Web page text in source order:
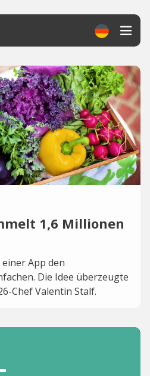
1,6 Millionen
App den
Die Idee überzeugte
Chef Valentin Stalf.